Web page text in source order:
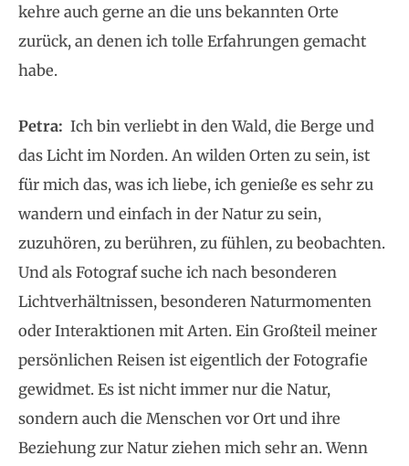
kehre auch gerne an die uns bekannten Orte
zurück, an denen ich tolle Erfahrungen gemacht
habe.
Petra: Ich bin verliebt in den Wald, die Berge und
das Licht im Norden. An wilden Orten zu sein, ist
für mich das, was ich liebe, ich genieße es sehr zu
wandern und einfach in der Natur zu sein,
zuzuhören, zu berühren, zu fühlen, zu beobachten.
Und als Fotograf suche ich nach besonderen
Lichtverhältnissen, besonderen Naturmomenten
oder Interaktionen mit Arten. Ein Großteil meiner
persönlichen Reisen ist eigentlich der Fotografie
gewidmet. Es ist nicht immer nur die Natur,
sondern auch die Menschen vor Ort und ihre
Beziehung zur Natur ziehen mich sehr an. Wenn